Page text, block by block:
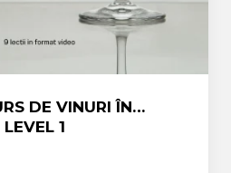
DE VINURI ÎN
1